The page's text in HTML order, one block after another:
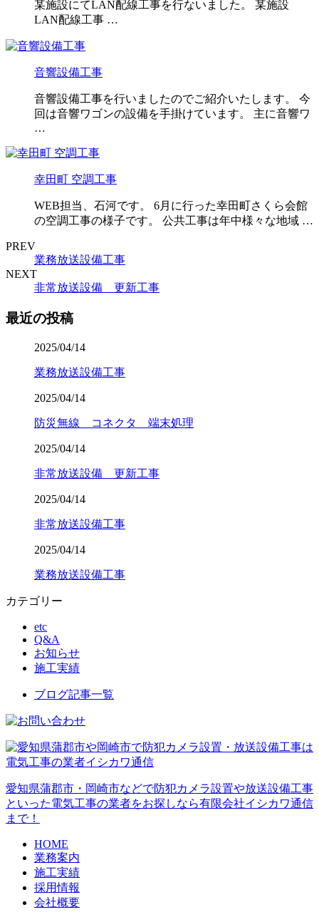
某施設にてLAN配線工事を行ないました。 某施設
LAN配線工事 …
音響設備工事
音響設備工事を行いましたのでご紹介いたします。 今
回は音響ワゴンの設備を手掛けています。 主に音響ワ
…
幸田町 空調工事
WEB担当、石河です。 6月に行った幸田町さくら会館
の空調工事の様子です。 公共工事は年中様々な地域 …
PREV
業務放送設備工事
NEXT
非常放送設備 更新工事
最近の投稿
2025/04/14
業務放送設備工事
2025/04/14
防災無線 コネクタ 端末処理
2025/04/14
非常放送設備 更新工事
2025/04/14
非常放送設備工事
2025/04/14
業務放送設備工事
カテゴリー
etc
Q&A
お知らせ
施工実績
ブログ記事一覧
愛知県蒲郡市・岡崎市などで防犯カメラ設置や放送設備工事
といった電気工事の業者をお探しなら有限会社イシカワ通信
まで！
HOME
業務案内
施工実績
採用情報
会社概要